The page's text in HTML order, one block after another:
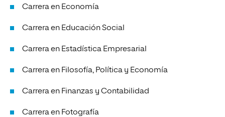
Carrera en Economía
Carrera en Educación Social
Carrera en Estadística Empresarial
Carrera en Filosofía, Política y Economía
Carrera en Finanzas y Contabilidad
Carrera en Fotografía